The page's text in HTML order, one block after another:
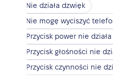
Nie działa dzwięk
Nie mogę wyciszyć
Przycisk power nie działa
Przycisk głośności nie
Przycisk czynności nie